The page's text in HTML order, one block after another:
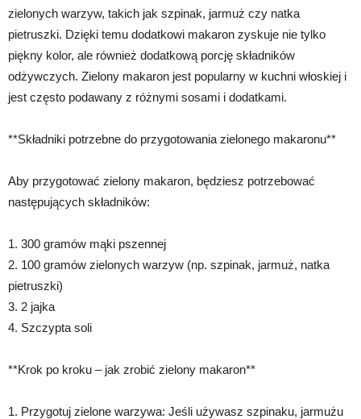
zielonych warzyw, takich jak szpinak, jarmuż czy natka
pietruszki. Dzięki temu dodatkowi makaron zyskuje nie tylko
piękny kolor, ale również dodatkową porcję składników
odżywczych. Zielony makaron jest popularny w kuchni włoskiej i
jest często podawany z różnymi sosami i dodatkami.
**Składniki potrzebne do przygotowania zielonego makaronu**
Aby przygotować zielony makaron, będziesz potrzebować
następujących składników:
1. 300 gramów mąki pszennej
2. 100 gramów zielonych warzyw (np. szpinak, jarmuż, natka
pietruszki)
3. 2 jajka
4. Szczypta soli
**Krok po kroku – jak zrobić zielony makaron**
1. Przygotuj zielone warzywa: Jeśli używasz szpinaku, jarmużu